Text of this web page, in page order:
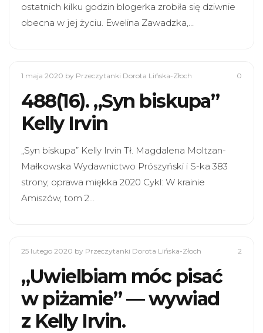
ostatnich kilku godzin blogerka zrobiła się dziwnie
obecna w jej życiu. Ewelina Zawadzka,…
1 maja 2020 by Przeczytanki Dorota Lińska-Złoch 0
488(16). „Syn biskupa”
Kelly Irvin
„Syn biskupa” Kelly Irvin Tł. Magdalena Moltzan-
Małkowska Wydawnictwo Prószyński i S-ka 383
strony, oprawa miękka 2020 Cykl: W krainie
Amiszów, tom 2…
25 lutego 2020 by Przeczytanki Dorota Lińska-Złoch 2
„Uwielbiam móc pisać
w piżamie” — wywiad
z Kelly Irvin.